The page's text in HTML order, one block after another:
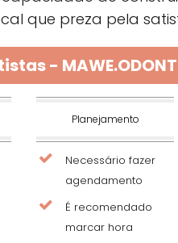
que preza pela
-
Planejamento
Necessário fazer
agendamento
É recomendado
marcar hora